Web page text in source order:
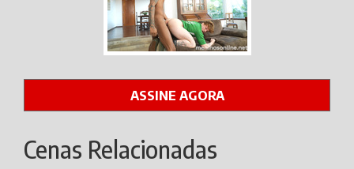
ASSINE AGORA
Cenas Relacionadas